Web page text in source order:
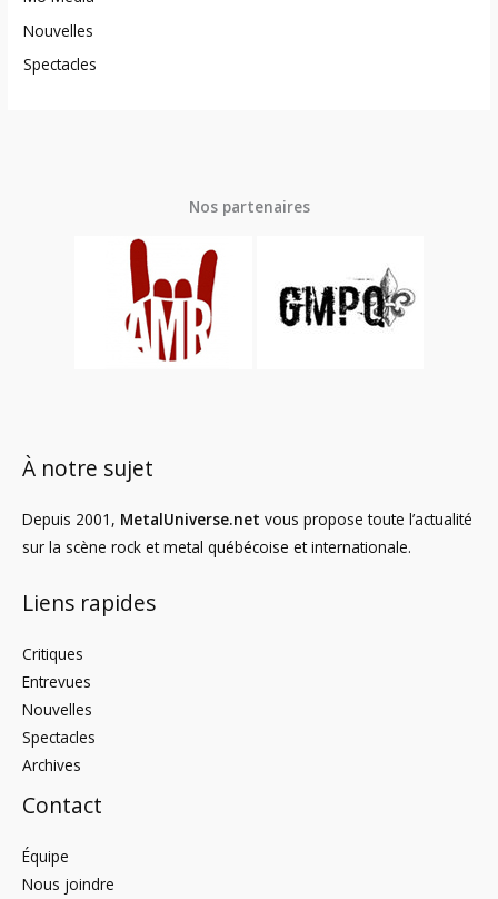
Nouvelles
Spectacles
Nos partenaires
À notre sujet
Depuis 2001, MetalUniverse.net vous propose toute l’actualité
sur la scène rock et metal québécoise et internationale.
Liens rapides
Critiques
Entrevues
Nouvelles
Spectacles
Archives
Contact
Équipe
Nous joindre